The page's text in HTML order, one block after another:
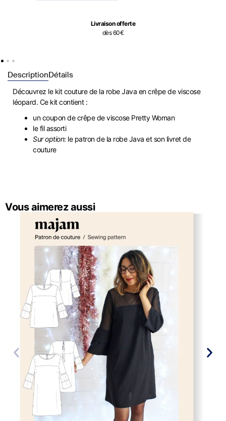
Livraison offerte
dès 60€
DescriptionDétails
Découvrez le kit couture de la robe Java en crêpe de viscose
léopard. Ce kit contient :
un coupon de crêpe de viscose Pretty Woman
le fil assorti
Sur option: le patron de la robe Java et son livret de
couture
Vous aimerez aussi